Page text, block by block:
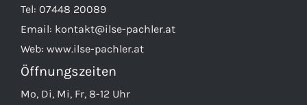
Tel: 07448 20089
Email: kontakt@ilse-pachler.at
Web: www.ilse-pachler.at
Öffnungszeiten
Mo, Di, Mi, Fr, 8-12 Uhr